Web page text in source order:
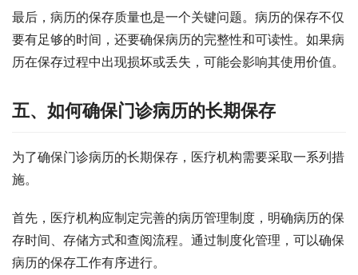
最后，病历的保存质量也是一个关键问题。病历的保存不仅
要有足够的时间，还要确保病历的完整性和可读性。如果病
历在保存过程中出现损坏或丢失，可能会影响其使用价值。
五、如何确保门诊病历的长期保存
为了确保门诊病历的长期保存，医疗机构需要采取一系列措
施。
首先，医疗机构应制定完善的病历管理制度，明确病历的保
存时间、存储方式和查阅流程。通过制度化管理，可以确保
病历的保存工作有序进行。